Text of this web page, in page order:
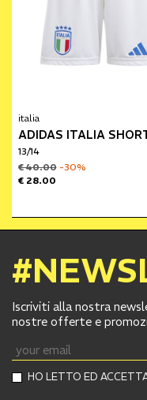
italia
13/14
€ 40.00 -30%
€ 28.00
Iscriviti alla nostra
nostre offerte e
HO LETTO ED